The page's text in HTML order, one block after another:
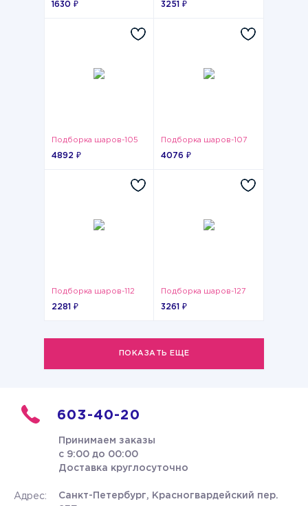
1630 ₽ 3251 ₽
Подборка шаров-105
4892 ₽
Подборка шаров-107
4076 ₽
Подборка шаров-112
2281 ₽
Подборка шаров-127
3261 ₽
ПОКАЗАТЬ ЕЩЕ
603-40-20
Принимаем заказы
с 9:00 до 00:00
Доставка круглосуточно
Адрес:
Санкт-Петербург, Красногвардейский пер.